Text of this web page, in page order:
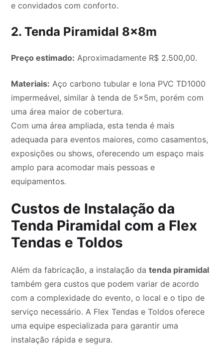
e convidados com conforto.
2. Tenda Piramidal 8x8m
Preço estimado: Aproximadamente R$ 2.500,00.
Materiais: Aço carbono tubular e lona PVC TD1000
impermeável, similar à tenda de 5x5m, porém com
uma área maior de cobertura.
Com uma área ampliada, esta tenda é mais
adequada para eventos maiores, como casamentos,
exposições ou shows, oferecendo um espaço mais
amplo para acomodar mais pessoas e
equipamentos.
Custos de Instalação da
Tenda Piramidal com a Flex
Tendas e Toldos
Além da fabricação, a instalação datenda piramidal
também gera custos que podem variar de acordo
com a complexidade do evento, o local e o tipo de
serviço necessário. A Flex Tendas e Toldos oferece
uma equipe especializada para garantir uma
instalação rápida e segura.